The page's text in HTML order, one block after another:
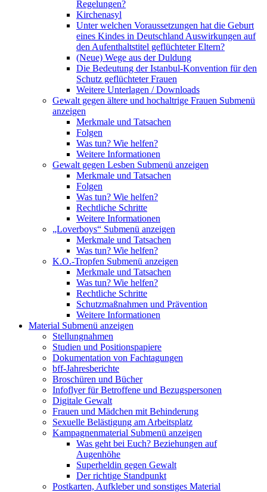
Regelungen?
Kirchenasyl
Unter welchen Voraussetzungen hat die Geburt
eines Kindes in Deutschland Auswirkungen auf
den Aufenthaltstitel geflüchteter Eltern?
(Neue) Wege aus der Duldung
Die Bedeutung der Istanbul-Konvention für den
Schutz geflüchteter Frauen
Weitere Unterlagen / Downloads
Gewalt gegen ältere und hochaltrige Frauen Submenü
anzeigen
Merkmale und Tatsachen
Folgen
Was tun? Wie helfen?
Weitere Informationen
Gewalt gegen Lesben Submenü anzeigen
Merkmale und Tatsachen
Folgen
Was tun? Wie helfen?
Rechtliche Schritte
Weitere Informationen
„Loverboys“ Submenü anzeigen
Merkmale und Tatsachen
Was tun? Wie helfen?
K.O.-Tropfen Submenü anzeigen
Merkmale und Tatsachen
Was tun? Wie helfen?
Rechtliche Schritte
Schutzmaßnahmen und Prävention
Weitere Informationen
Material Submenü anzeigen
Stellungnahmen
Studien und Positionspapiere
Dokumentation von Fachtagungen
bff-Jahresberichte
Broschüren und Bücher
Infoflyer für Betroffene und Bezugspersonen
Digitale Gewalt
Frauen und Mädchen mit Behinderung
Sexuelle Belästigung am Arbeitsplatz
Kampagnenmaterial Submenü anzeigen
Was geht bei Euch? Beziehungen auf
Augenhöhe
Superheldin gegen Gewalt
Der richtige Standpunkt
Postkarten, Aufkleber und sonstiges Material